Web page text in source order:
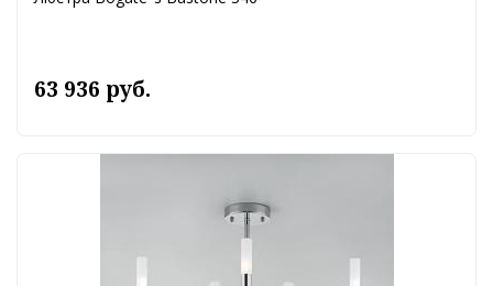
63 936 руб.